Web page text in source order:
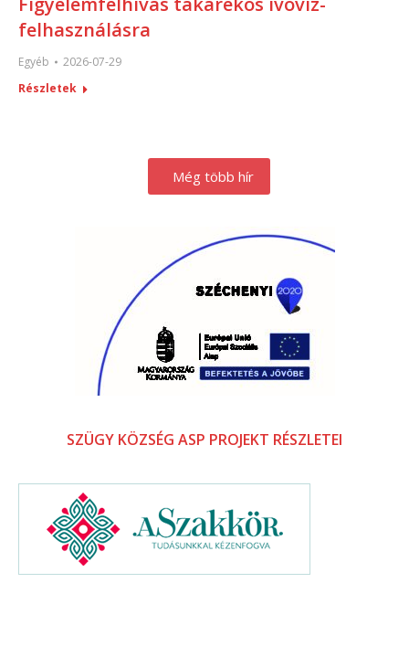
felhasználásra
Egyéb
2026-07-29
Részletek
Még több hír
SZÜGY KÖZSÉG ASP PROJEKT RÉSZLETEI